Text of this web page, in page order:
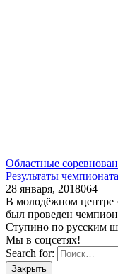
Областные
Результаты
28 января, 2018064
В молодёжном центре
был проведен
Ступино по русским
Мы в соцсетях!
Search for: